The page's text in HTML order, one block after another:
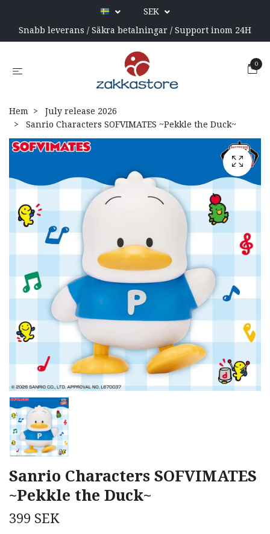
SEK
Snabb leverans / Säkra betalningar / Support inom 24H
0
Hem
July release 2026
Sanrio Characters SOFVIMATES ~Pekkle the Duck~
Sanrio Characters SOFVIMATES
~Pekkle the Duck~
399 SEK